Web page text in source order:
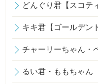
どんぐり君【スコテ
キキ君【ゴールデン
チャーリーちゃん・
るい君・ももちゃん